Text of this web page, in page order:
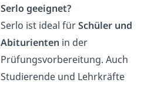
Serlo geeignet?
Serlo ist ideal fürSchüler und
Abiturienten in der
Prüfungsvorbereitung. Auch
Studierende und Lehrkräfte